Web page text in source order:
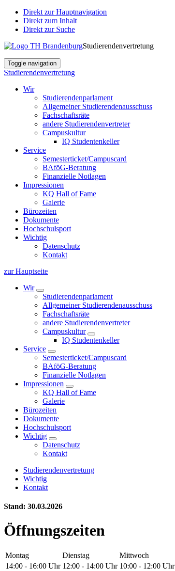
Direkt zur Hauptnavigation
Direkt zum Inhalt
Direkt zur Suche
Studierendenvertretung
Toggle navigation
Studierendenvertretung
Wir
Studierendenparlament
Allgemeiner Studierendenausschuss
Fachschaftsräte
andere Studierendenvertreter
Campuskultur
IQ Studentenkeller
Service
Semesterticket/Campuscard
BAföG-Beratung
Finanzielle Notlagen
Impressionen
KQ Hall of Fame
Galerie
Bürozeiten
Dokumente
Hochschulsport
Wichtig
Datenschutz
Kontakt
zur Hauptseite
Wir
Studierendenparlament
Allgemeiner Studierendenausschuss
Fachschaftsräte
andere Studierendenvertreter
Campuskultur
IQ Studentenkeller
Service
Semesterticket/Campuscard
BAföG-Beratung
Finanzielle Notlagen
Impressionen
KQ Hall of Fame
Galerie
Bürozeiten
Dokumente
Hochschulsport
Wichtig
Datenschutz
Kontakt
Studierendenvertretung
Wichtig
Kontakt
Stand: 30.03.2026
Öffnungszeiten
Montag Dienstag Mittwoch
14:00 - 16:00 Uhr 12:00 - 14:00 Uhr 10:00 - 12:00 Uhr